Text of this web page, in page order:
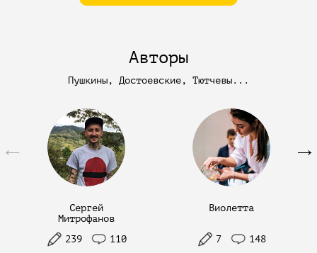
Авторы
Пушкины, Достоевские, Тютчевы...
Сергей
Митрофанов
239
110
Виолетта
7 148
← →